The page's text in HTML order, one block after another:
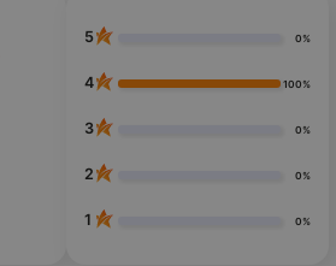
5 0%
4 100%
3 0%
2 0%
1 0%